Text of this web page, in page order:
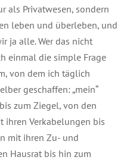
als Privatwesen, sondern
leben und überleben, und
ja alle. Wer das nicht
einmal die simple Frage
von dem ich täglich
geschaffen: „mein“
zum Ziegel, von den
ihren Verkabelungen bis
mit ihren Zu- und
Hausrat bis hin zum